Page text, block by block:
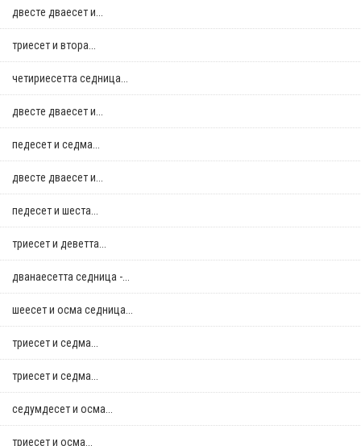
двестe дваесет и...
триесет и втора...
четириесетта седница...
двестe дваесет и...
педесет и седма...
двестe дваесет и...
педесет и шеста...
триесет и деветта...
дванаесетта седница -...
шеесет и осма седница...
триесет и седма...
триесет и седма...
седумдесет и осма...
триесет и осма...